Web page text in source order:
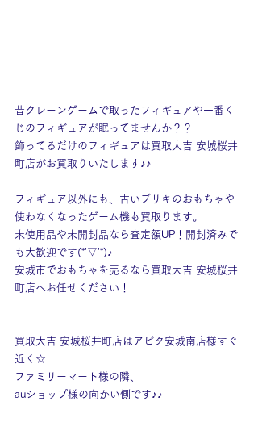
昔クレーンゲームで取ったフィギュアや一番く
じのフィギュアが眠ってませんか？？
飾ってるだけのフィギュアは買取大吉 安城桜井
町店がお買取りいたします♪♪
フィギュア以外にも、古いブリキのおもちゃや
使わなくなったゲーム機も買取ります。
未使用品や未開封品なら査定額UP！開封済みで
も大歓迎です(*'▽'*)♪
安城市でおもちゃを売るなら買取大吉 安城桜井
町店へお任せください！
買取大吉 安城桜井町店はアピタ安城南店様すぐ
近く☆
ファミリーマート様の隣、
auショップ様の向かい側です♪♪